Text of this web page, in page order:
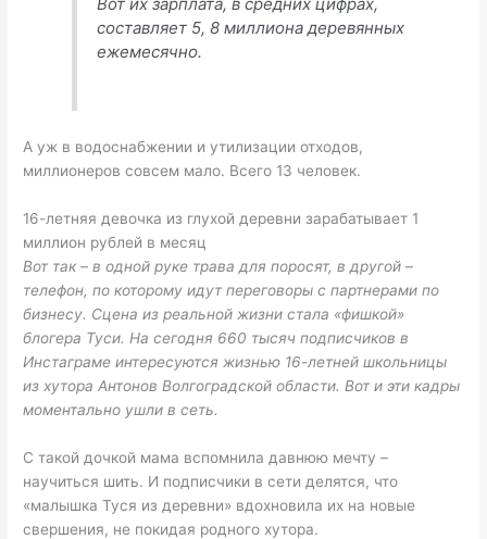
Вот их зарплата, в средних цифрах,
составляет 5, 8 миллиона деревянных
ежемесячно.
А уж в водоснабжении и утилизации отходов,
миллионеров совсем мало. Всего 13 человек.
16-летняя девочка из глухой деревни зарабатывает 1
миллион рублей в месяц
Вот так – в одной руке трава для поросят, в другой –
телефон, по которому идут переговоры с партнерами по
бизнесу. Сцена из реальной жизни стала «фишкой»
блогера Туси. На сегодня 660 тысяч подписчиков в
Инстаграме интересуются жизнью 16-летней школьницы
из хутора Антонов Волгоградской области. Вот и эти кадры
моментально ушли в сеть.
С такой дочкой мама вспомнила давнюю мечту –
научиться шить. И подписчики в сети делятся, что
«малышка Туся из деревни» вдохновила их на новые
свершения, не покидая родного хутора.